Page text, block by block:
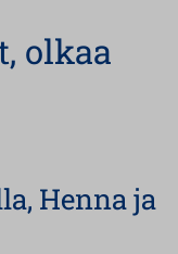
olkaa
Henna ja